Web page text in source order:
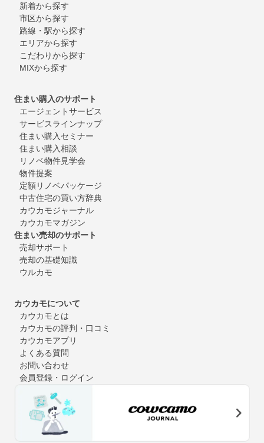
新着から探す
市区から探す
路線・駅から探す
エリアから探す
こだわりから探す
MIXから探す
住まい購入のサポート
エージェントサービス
サービスラインナップ
住まい購入セミナー
住まい購入相談
リノベ物件見学会
物件提案
定額リノベパッケージ
中古住宅の買い方辞典
カウカモジャーナル
カウカモマガジン
住まい売却のサポート
売却サポート
売却の基礎知識
ウルカモ
カウカモについて
カウカモとは
カウカモの評判・口コミ
カウカモアプリ
よくある質問
お問い合わせ
会員登録・ログイン